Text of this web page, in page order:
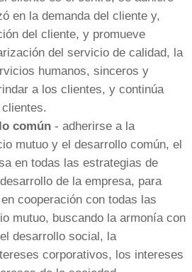
en la demanda del cliente y,
del cliente, y promueve
del servicio de calidad, la
humanos, sinceros y
a los clientes, y continúa
común - adherirse a la
mutuo y el desarrollo común, el
en todas las estrategias de
de la empresa, para
cooperación con todas las
mutuo, buscando la armonía con
desarrollo social, la
corporativos, los intereses